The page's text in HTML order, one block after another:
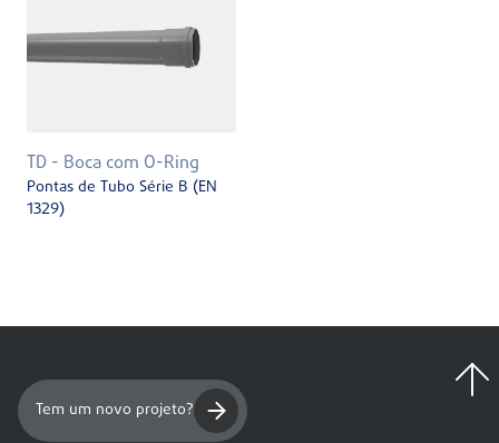
TD - Boca com O-Ring
Pontas de Tubo Série B (EN
1329)
Tem um novo projeto?